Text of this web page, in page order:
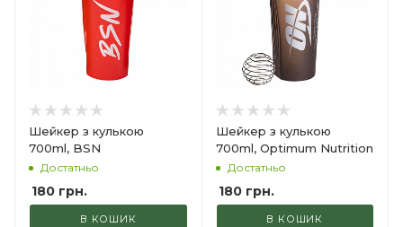
Шейкер з кулькою
700ml, BSN
Достатньо
180 грн.
В КОШИК
Шейкер з кулькою
700ml, Optimum Nutrition
Достатньо
180грн.
В КОШИК